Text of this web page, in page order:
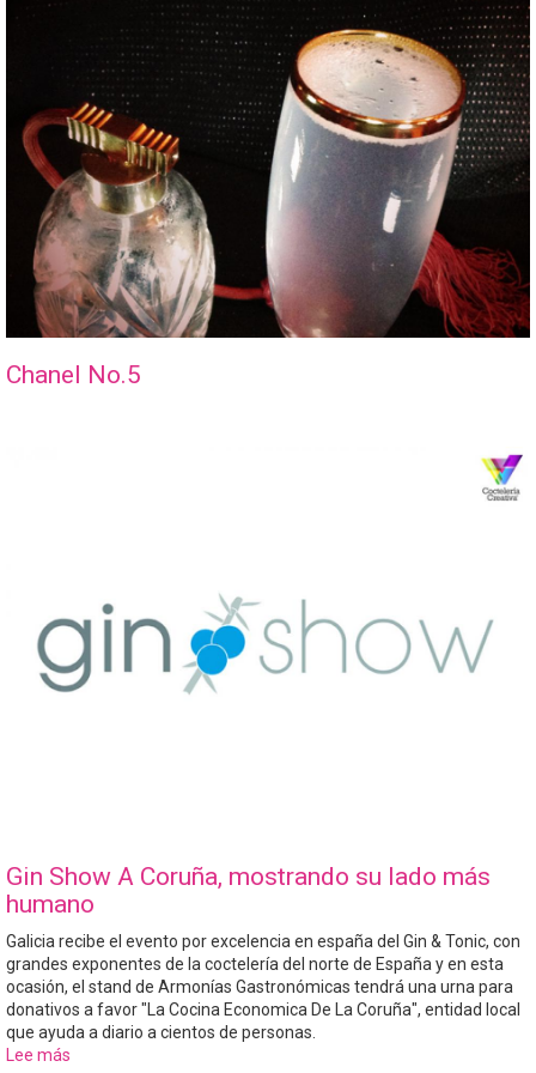
Chanel No.5
Gin Show A Coruña, mostrando su lado más
humano
Galicia recibe el evento por excelencia en españa del Gin & Tonic, con
grandes exponentes de la coctelería del norte de España y en esta
ocasión, el stand de Armonías Gastronómicas tendrá una urna para
donativos a favor "La Cocina Economica De La Coruña", entidad local
que ayuda a diario a cientos de personas.
Lee más